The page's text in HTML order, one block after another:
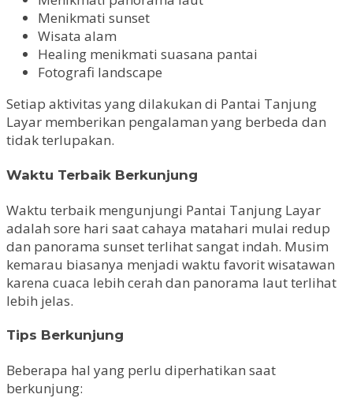
Menikmati sunset
Wisata alam
Healing menikmati suasana pantai
Fotografi landscape
Setiap aktivitas yang dilakukan di Pantai Tanjung
Layar memberikan pengalaman yang berbeda dan
tidak terlupakan.
Waktu Terbaik Berkunjung
Waktu terbaik mengunjungi Pantai Tanjung Layar
adalah sore hari saat cahaya matahari mulai redup
dan panorama sunset terlihat sangat indah. Musim
kemarau biasanya menjadi waktu favorit wisatawan
karena cuaca lebih cerah dan panorama laut terlihat
lebih jelas.
Tips Berkunjung
Beberapa hal yang perlu diperhatikan saat
berkunjung: